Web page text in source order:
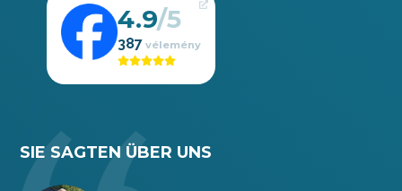
4.9
387
SIE SAGTEN ÜBER UNS